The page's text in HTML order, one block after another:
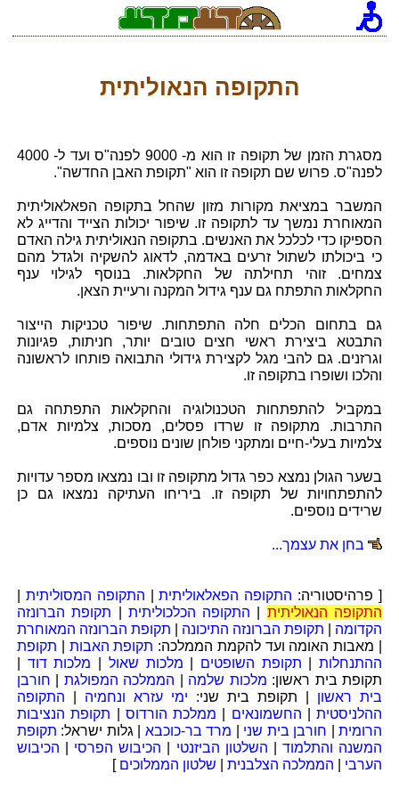
התקופה הנאוליתית
מסגרת הזמן של תקופה זו הוא מ- 9000 לפנה"ס ועד ל- 4000
לפנה"ס. פרוש שם תקופה זו הוא "תקופת האבן החדשה".
המשבר במציאת מקורות מזון שהחל בתקופה הפאלאוליתית
המאוחרת נמשך עד לתקופה זו. שיפור יכולות הצייד והדייג לא
הספיקו כדי לכלכל את האנשים. בתקופה הנאוליתית גילה האדם
כי ביכולתו לשתול זרעים באדמה, לדאוג להשקיה ולגדל מהם
צמחים. זוהי תחילתה של החקלאות. בנוסף לגילוי ענף
החקלאות התפתח גם ענף גידול המקנה ורעיית הצאן.
גם בתחום הכלים חלה התפתחות. שיפור טכניקות הייצור
התבטא ביצירת ראשי חצים טובים יותר, חניתות, פגיונות
וגרזנים. גם להבי מגל לקצירת גידולי התבואה פותחו לראשונה
והלכו ושופרו בתקופה זו.
במקביל להתפתחות הטכנולוגיה והחקלאות התפתחה גם
התרבות. מתקופה זו שרדו פסלים, מסכות, צלמיות אדם,
צלמיות בעלי-חיים ומתקני פולחן שונים נוספים.
בשער הגולן נמצא כפר גדול מתקופה זו ובו נמצאו מספר עדויות
להתפתחויות של תקופה זו. ביריחו העתיקה נמצאו גם כן
שרידים נוספים.
בחן את עצמך...
[ פרהיסטוריה: התקופה הפאלאוליתית| התקופה המסוליתית
התקופה הנאוליתית
התקופה הכלכוליתית
תקופת הברונזה
הקדומה
תקופת הברונזה התיכונה
תקופת הברונזה המאוחרת
| מאבות האומה ועד להקמת הממלכה: תקופת האבות
תקופת
ההתנחלות| תקופת השופטים מלכות שאול מלכות דוד
תקופת בית ראשון: מלכות שלמה הממלכה המפולגת
חורבן
בית ראשון | תקופת בית שני: ימי עזרא ונחמיה
התקופה
ההלניסטית
החשמונאים ממלכת הורדוס
תקופת הנציבות
הרומית| חורבן בית שני מרד בר-כוכבא | גלות ישראל: תקופת
המשנה והתלמוד
השלטון הביזנטי הכיבוש הפרסי
הכיבוש
הערבי
הממלכה הצלבנית שלטון הממלוכים ]